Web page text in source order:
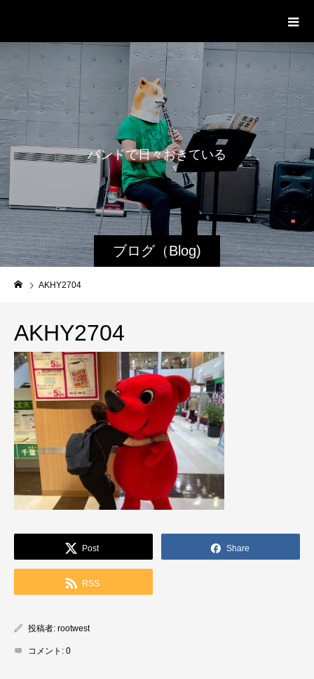
ブログ（Blog)
バンドで日々おきている日
AKHY2704
AKHY2704
Post Share
RSS
投稿者: rootwest
コメント: 0